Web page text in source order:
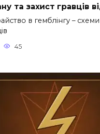
та захист гравців
в гемблінгу –
45